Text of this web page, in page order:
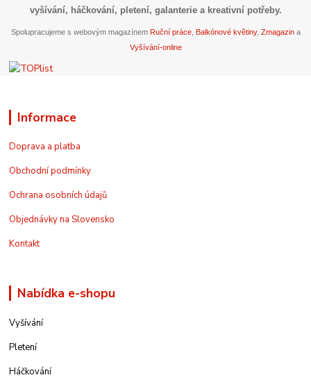
vyšívání, háčkování, pletení, galanterie a kreativní potřeby.
Spolupracujeme s webovým magazínem Ruční práce, Balkónové květiny, Zmagazina
Vyšívání-online
Informace
Doprava a platba
Obchodní podmínky
Ochrana osobních údajů
Objednávky na Slovensko
Kontakt
Nabídka e-shopu
Vyšívání
Pletení
Háčkování